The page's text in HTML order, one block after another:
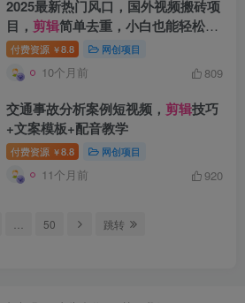
2025最新热门风口，国外视频搬砖项
目， 剪辑简单去重，小白也能轻松月
入3W+
付费资源 ￥8.8 网创项目
10个月前 809
交通事故分析案例短视频， 剪辑技巧
+文案模板+配音教学
付费资源 ￥8.8 网创项目
11个月前 920
50 跳转